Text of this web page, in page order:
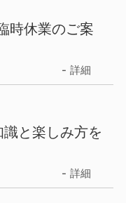
時休業のご案
詳細
と楽しみ方を
詳細